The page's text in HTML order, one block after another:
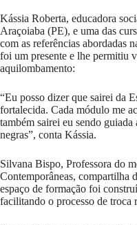
Kássia Roberta, educadora
Araçoiaba (PE), e uma das
com as referências abordadas
foi um presente e lhe permitiu
aquilombamento:
“Eu posso dizer que sairei da
fortalecida. Cada módulo me
também sairei eu sendo
negras”, conta Kássia.
Silvana Bispo, Professora do
Contemporâneas, compartilha
espaço de formação foi
facilitando o processo de troca